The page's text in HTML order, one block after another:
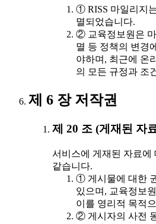
① RISS 마일리지
멸되었습니다.
② 교육정보원은
멸 등 정책의 변경
야하며, 최근에 온
의 모든 규정과 조
제 6 장 저작권
제 20 조 (게재된 자
서비스에 게재된 자료에
같습니다.
① 게시물에 대한
있으며, 교육정보
이를 영리적 목적
② 게시자의 사전